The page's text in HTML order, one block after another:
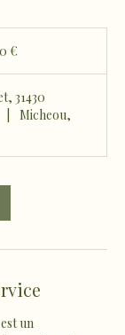
€
31430
Micheou,
un